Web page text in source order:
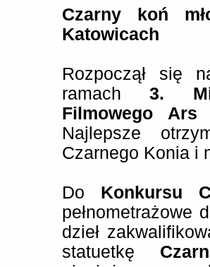
Czarny koń
Katowicach
Rozpoczął się
ramach3.
Filmowego Ars
Najlepsze
Czarnego Konia i
Do Konkursu
pełnometrażowe
dzieł
statuetkę